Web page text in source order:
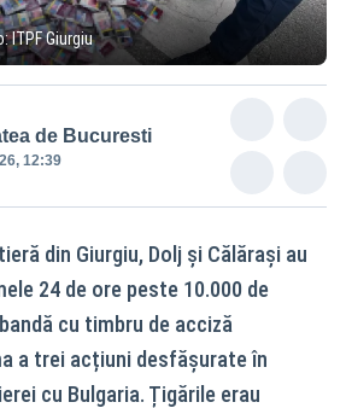
ITPF Giurgiu
de Bucuresti
12:39
din Giurgiu, Dolj și Călărași au
24 de ore peste 10.000 de
cu timbru de acciză
a trei acțiuni desfășurate în
cu Bulgaria. Țigările erau